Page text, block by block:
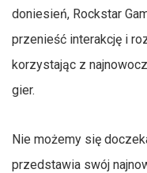
doniesień, Rockstar
przenieść interakcję i
korzystając z
gier.
Nie możemy się
przedstawia swój